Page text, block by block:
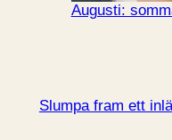
Augusti:
Slumpa fram ett